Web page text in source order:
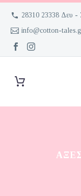
28310 23338 Δευ -
info@cotton-